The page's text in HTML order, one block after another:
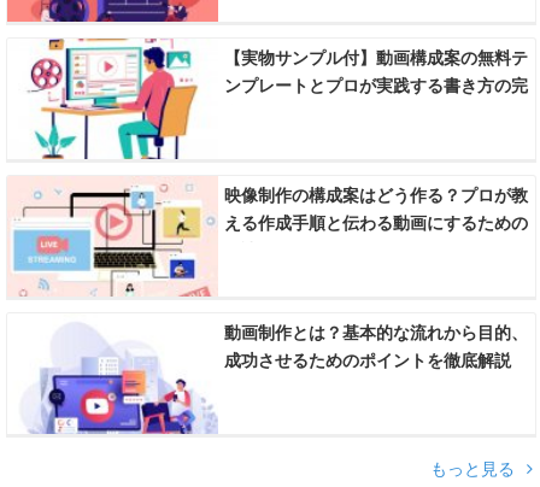
【実物サンプル付】動画構成案の無料テ
ンプレートとプロが実践する書き方の完
映像制作の構成案はどう作る？プロが教
える作成手順と伝わる動画にするための
動画制作とは？基本的な流れから目的、
成功させるためのポイントを徹底解説
もっと見る